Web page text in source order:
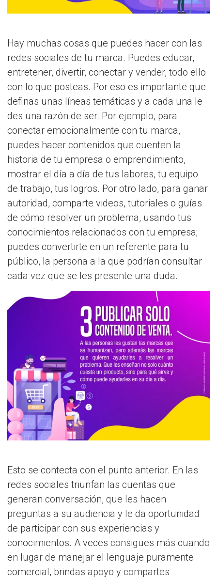
Hay muchas cosas que puedes hacer con las
redes sociales de tu marca. Puedes educar,
entretener, divertir, conectar y vender, todo ello
con lo que posteas. Por eso es importante que
definas unas líneas temáticas y a cada una le
des una razón de ser. Por ejemplo, para
conectar emocionalmente con tu marca,
puedes hacer contenidos que cuenten la
historia de tu empresa o emprendimiento,
mostrar el día a día de tus labores, tu equipo
de trabajo, tus logros. Por otro lado, para ganar
autoridad, comparte videos, tutoriales o guías
de cómo resolver un problema, usando tus
conocimientos relacionados con tu empresa;
puedes convertirte en un referente para tu
público, la persona a la que podrían consultar
cada vez que se les presente una duda.
Esto se contecta con el punto anterior. En las
redes sociales triunfan las cuentas que
generan conversación, que les hacen
preguntas a su audiencia y le da oportunidad
de participar con sus experiencias y
conocimientos. A veces consigues más cuando
en lugar de manejar el lenguaje puramente
comercial, brindas apoyo y compartes